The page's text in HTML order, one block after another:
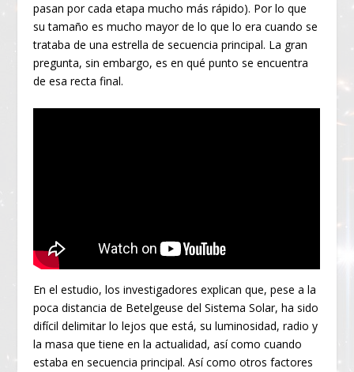
pasan por cada etapa mucho más rápido). Por lo que
su tamaño es mucho mayor de lo que lo era cuando se
trataba de una estrella de secuencia principal. La gran
pregunta, sin embargo, es en qué punto se encuentra
de esa recta final.
En el estudio, los investigadores explican que, pese a la
poca distancia de Betelgeuse del Sistema Solar, ha sido
difícil delimitar lo lejos que está, su luminosidad, radio y
la masa que tiene en la actualidad, así como cuando
estaba en secuencia principal. Así como otros factores